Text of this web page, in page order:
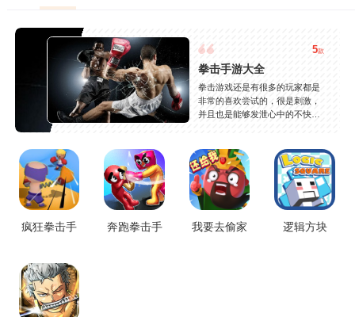
5款
拳击手游大全
拳击游戏还是有很多的玩家都是
非常的喜欢尝试的，很是刺激，
并且也是能够发泄心中的不快
是一些格斗的游戏，其实是非常
的有趣，也是相当的刺激的，游
戏中是有一些不同的场景都是能
够去进行体验的，我们也是能够
去刺激的进行对战的，小编现在
就是收集了一些有意思的拳击游
戏，相信你们一定会喜欢的。
疯狂拳击手 奔跑拳击手 我要去偷家 逻辑方块